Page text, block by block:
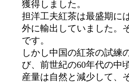
獲得しました。
担洋工夫紅茶は最盛期に
外に輸出していました。
です。
しかし中国の紅茶の試練
び、前世紀の60年代の中
産量は自然と減少して、